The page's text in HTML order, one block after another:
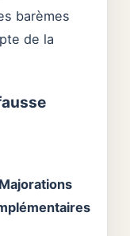
barèmes
de la
Majorations